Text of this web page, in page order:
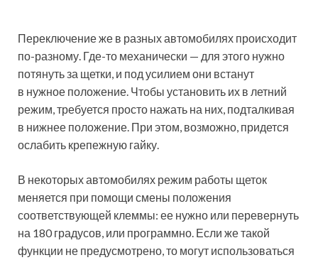
Переключение же в разных автомобилях происходит
по-разному. Где-то механически — для этого нужно
потянуть за щетки, и под усилием они встанут
в нужное положение. Чтобы установить их в летний
режим, требуется просто нажать на них, подталкивая
в нижнее положение. При этом, возможно, придется
ослабить крепежную гайку.
В некоторых автомобилях режим работы щеток
меняется при помощи смены положения
соответствующей клеммы: ее нужно или перевернуть
на 180 градусов, или программно. Если же такой
функции не предусмотрено, то могут использоваться